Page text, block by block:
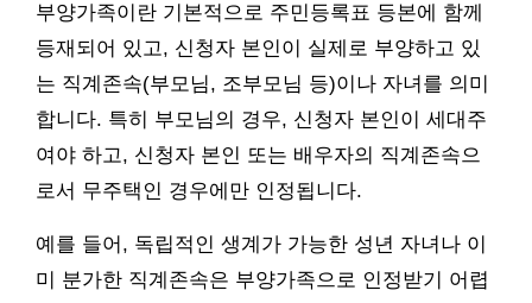
부양가족이란 기본적으로 주민등록표 등본에 함께
등재되어 있고, 신청자 본인이 실제로 부양하고 있
는 직계존속(부모님, 조부모님 등)이나 자녀를 의미
합니다. 특히 부모님의 경우, 신청자 본인이 세대주
여야 하고, 신청자 본인 또는 배우자의 직계존속으
로서 무주택인 경우에만 인정됩니다.
예를 들어, 독립적인 생계가 가능한 성년 자녀나 이
미 분가한 직계존속은 부양가족으로 인정받기 어렵